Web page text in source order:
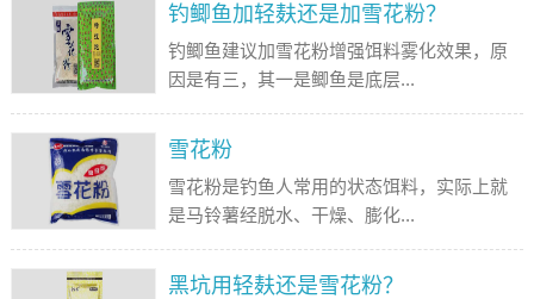
钓鲫鱼加轻麸还是加雪花粉？
钓鲫鱼建议加雪花粉增强饵料雾化效果，原
因是有三，其一是鲫鱼是底层...
雪花粉
雪花粉是钓鱼人常用的状态饵料，实际上就
是马铃薯经脱水、干燥、膨化...
黑坑用轻麸还是雪花粉？